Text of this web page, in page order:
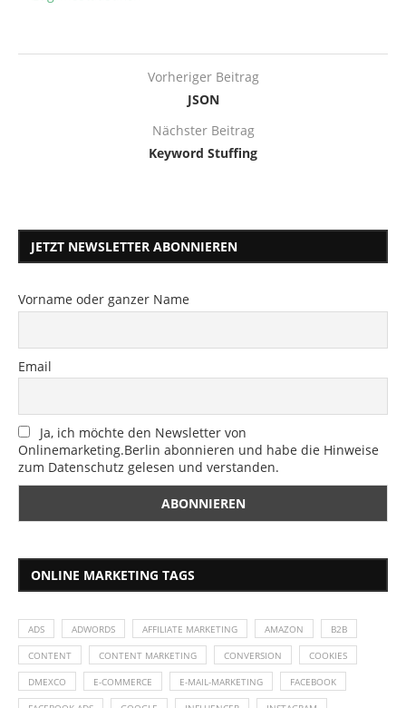
Vorheriger Beitrag
JSON
Nächster Beitrag
Keyword Stuffing
JETZT NEWSLETTER ABONNIEREN
Vorname oder ganzer Name
Email
Ja, ich möchte den Newsletter von
Onlinemarketing.Berlin abonnieren und habe die Hinweise
zum Datenschutz gelesen und verstanden.
ONLINE MARKETING TAGS
ADS ADWORDS AFFILIATE MARKETING AMAZON B2B
CONTENT CONTENT MARKETING CONVERSION COOKIES
DMEXCO E-COMMERCE E-MAIL-MARKETING FACEBOOK